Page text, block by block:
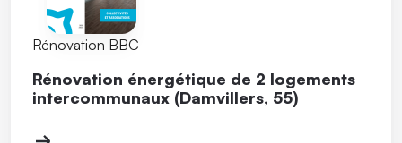
Rénovation BBC
Rénovation énergétique de 2 logements
intercommunaux (Damvillers, 55)